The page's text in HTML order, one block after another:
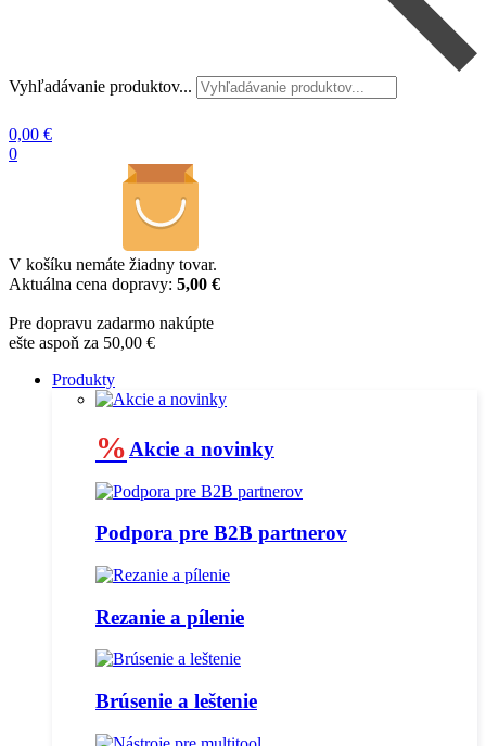
Vyhľadávanie produktov...
0,00 €
0
V košíku nemáte žiadny tovar.
Aktuálna cena dopravy: 5,00 €
Pre dopravu zadarmo nakúpte
ešte aspoň za 50,00 €
Produkty
% Akcie a novinky
Podpora pre B2B partnerov
Rezanie a pílenie
Brúsenie a leštenie